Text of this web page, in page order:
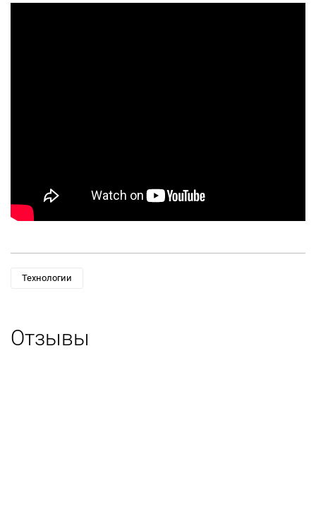
Технологии
Отзывы